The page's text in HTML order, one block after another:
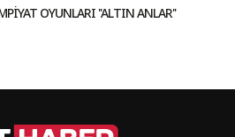
OYUNLARI ''ALTIN ANLAR''